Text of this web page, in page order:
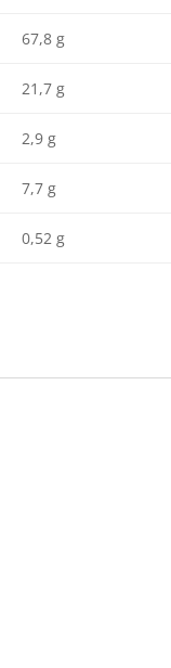
67,8 g
21,7 g
2,9 g
7,7 g
0,52 g